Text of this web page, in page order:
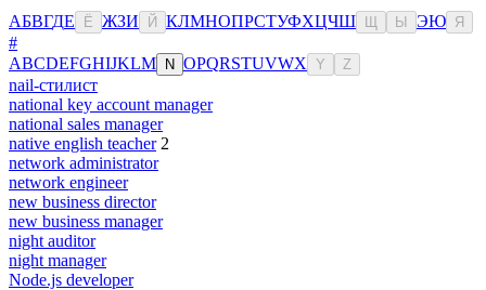
АБВГДЕ Ё ЖЗИ Й КЛМНОПРСТУФХЦЧШ Ы ЭЮ Я
#
ABCDEFGHIJKLM N OPQRSTUVWX Y Z
nail-стилист
national key account manager
national sales manager
native english teacher 2
network administrator
network engineer
new business director
new business manager
night auditor
night manager
Node.js developer